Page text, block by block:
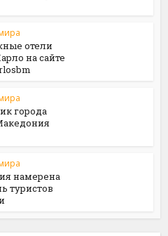
отели
на сайте
города
намерена
туристов